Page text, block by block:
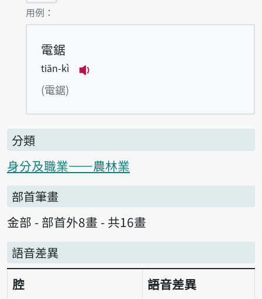
第2項釋義的
用例：
電鋸
tiān-kì
(電鋸)
分類
身分及職業——農林業
部首筆畫
金部 - 部首外8畫 - 共16畫
語音差異
腔
語音差異